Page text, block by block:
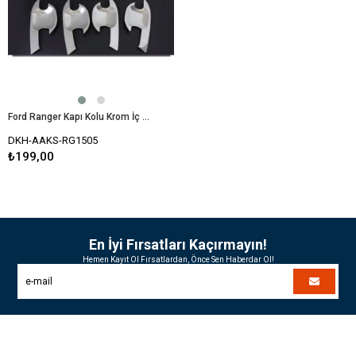
Ford Ranger Kapı Kolu Krom İç Kaplama (T7) 2015 Sonrası Uyumlu
DKH-AAKS-RG1505
₺199,00
En İyi Fırsatları Kaçırmayın!
Hemen Kayıt Ol Fırsatlardan, Önce Sen Haberdar Ol!